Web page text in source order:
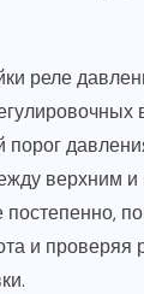
реле
порог
верхним
и проверяя